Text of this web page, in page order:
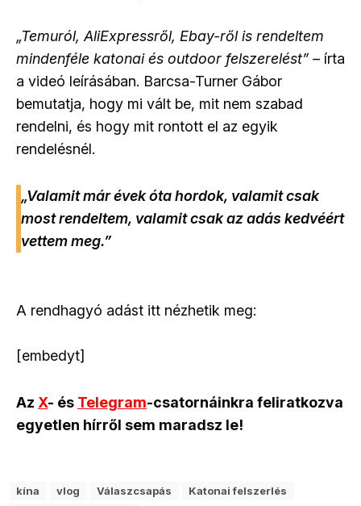
„Temuról, AliExpressről, Ebay-ről is rendeltem
mindenféle katonai és outdoor felszerelést” – írta
a videó leírásában. Barcsa-Turner Gábor
bemutatja, hogy mi vált be, mit nem szabad
rendelni, és hogy mit rontott el az egyik
rendelésnél.
„Valamit már évek óta hordok, valamit csak
most rendeltem, valamit csak az adás kedvéért
vettem meg.”
A rendhagyó adást itt nézhetik meg:
[embedyt]
Az X- és Telegram-csatornáinkra feliratkozva
egyetlen hírről sem maradsz le!
kína vlog Válaszcsapás
Katonai felszerlés